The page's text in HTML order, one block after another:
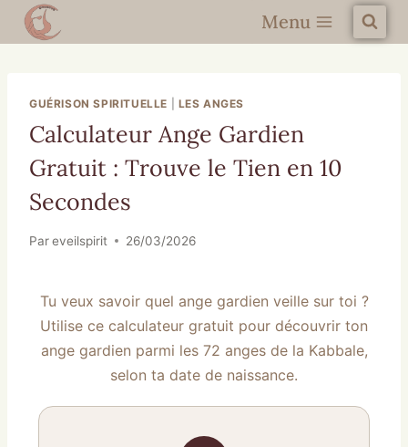
Menu
GUÉRISON SPIRITUELLE LES ANGES
Calculateur Ange Gardien
Gratuit : Trouve le Tien en 10
Secondes
Pareveilspirit 26/03/2026
Tu veux savoir quel ange gardien veille sur toi ?
Utilise ce calculateur gratuit pour découvrir ton
ange gardien parmi les 72 anges de la Kabbale,
selon ta date de naissance.